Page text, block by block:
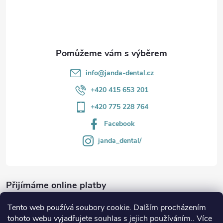
Tento web používá soubory cookie. Dalším procházením
tohoto webu vyjadřujete souhlas s jejich používáním.. Více
info@janda-dental.cz
+420 415 653 201
+420 775 228 764
Facebook
janda_dental/
Přijímáme online platby